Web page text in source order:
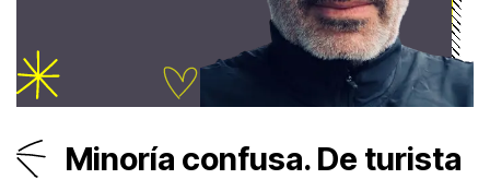
Minoría confusa. De turista